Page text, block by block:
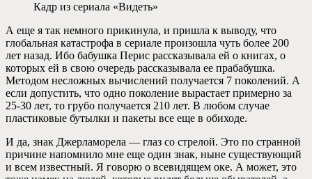
Кадр из сериала «Видеть»
А еще я так немного прикинула, и пришла к выводу, что
глобальная катастрофа в сериале произошла чуть более 200
лет назад. Ибо бабушка Перис рассказывала ей о книгах, о
которых ей в свою очередь рассказывала ее прабабушка.
Методом несложных вычислений получается 7 поколений. А
если допустить, что одно поколение вырастает примерно за
25-30 лет, то грубо получается 210 лет. В любом случае
пластиковые бутылки и пакеты все еще в обиходе.
И да, знак Джерламорела — глаз со стрелой. Это по странной
причине напомнило мне еще один знак, ныне существующий
и всем известный. Я говорю о всевидящем оке. А может, это